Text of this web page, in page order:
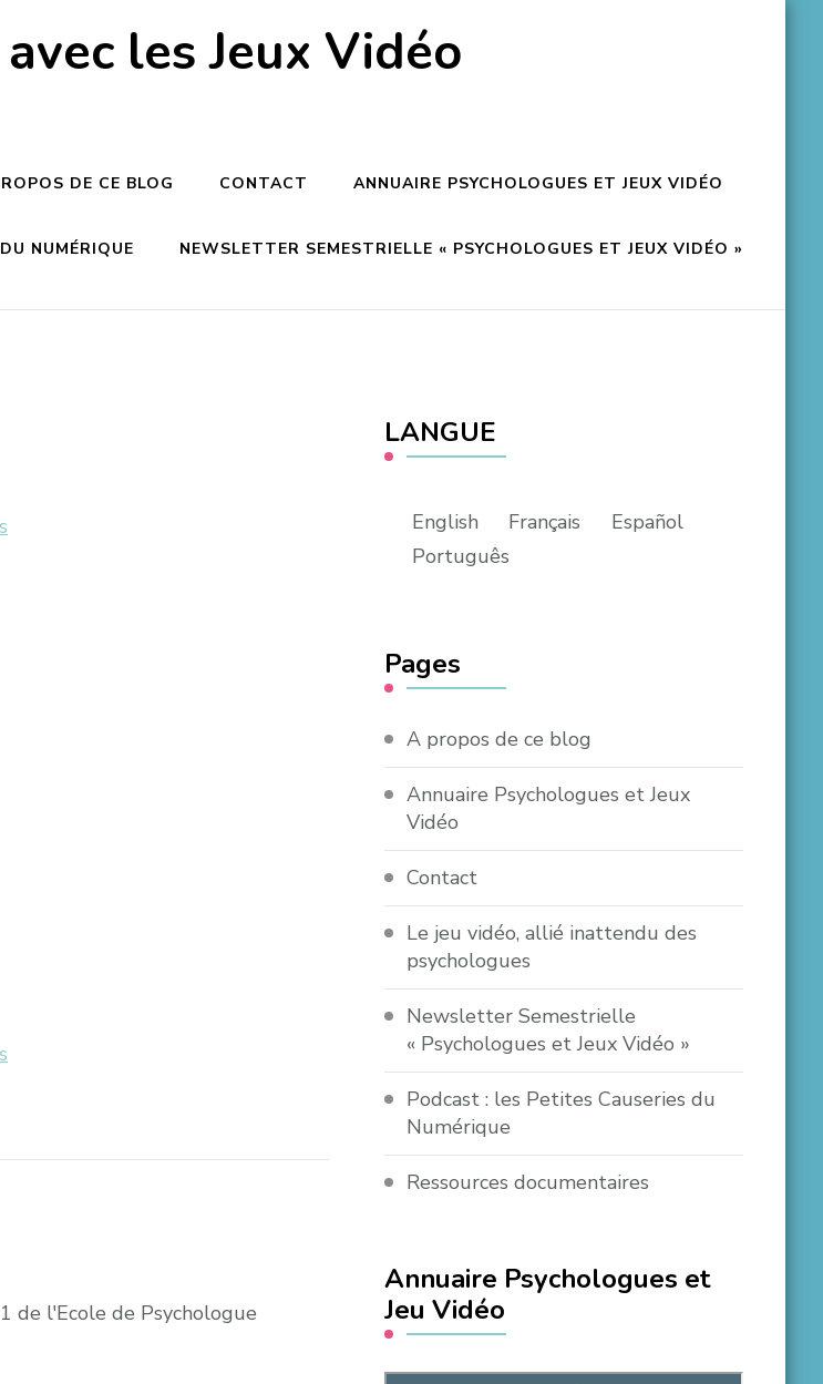
les Jeux Vidéo
DE CE BLOG CONTACT ANNUAIRE PSYCHOLOGUES ET JEUX VIDÉO
NUMÉRIQUE NEWSLETTER SEMESTRIELLE « PSYCHOLOGUES ET JEUX VIDÉO »
de l'Ecole de Psychologue
LANGUE
English Français
Español
Português
Pages
A propos de ce blog
Annuaire Psychologues et Jeux
Vidéo
Contact
Le jeu vidéo, allié inattendu des
psychologues
Newsletter Semestrielle
« Psychologues et Jeux Vidéo »
Podcast : les Petites Causeries du
Numérique
Ressources documentaires
Annuaire Psychologues et
Jeu Vidéo